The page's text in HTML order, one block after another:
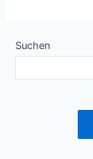
Suchen